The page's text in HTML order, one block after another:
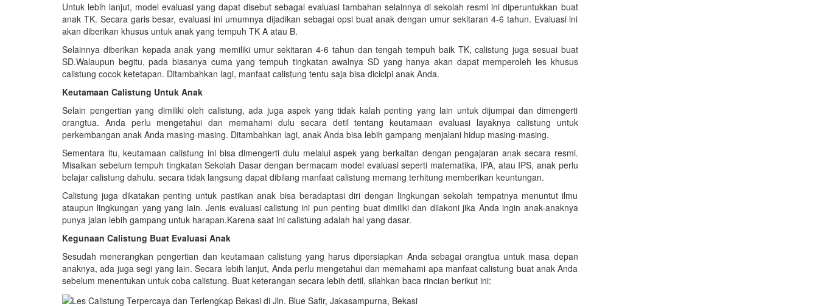
Untuk lebih lanjut, model evaluasi yang dapat disebut sebagai evaluasi tambahan selainnya di sekolah resmi ini diperuntukkan buat
anak TK. Secara garis besar, evaluasi ini umumnya dijadikan sebagai opsi buat anak dengan umur sekitaran 4-6 tahun. Evaluasi ini
akan diberikan khusus untuk anak yang tempuh TK A atau B.
Selainnya diberikan kepada anak yang memiliki umur sekitaran 4-6 tahun dan tengah tempuh baik TK, calistung juga sesuai buat
SD.Walaupun begitu, pada biasanya cuma yang tempuh tingkatan awalnya SD yang hanya akan dapat memperoleh les khusus
calistung cocok ketetapan. Ditambahkan lagi, manfaat calistung tentu saja bisa dicicipi anak Anda.
Keutamaan Calistung Untuk Anak
Selain pengertian yang dimiliki oleh calistung, ada juga aspek yang tidak kalah penting yang lain untuk dijumpai dan dimengerti
orangtua. Anda perlu mengetahui dan memahami dulu secara detil tentang keutamaan evaluasi layaknya calistung untuk
perkembangan anak Anda masing-masing. Ditambahkan lagi, anak Anda bisa lebih gampang menjalani hidup masing-masing.
Sementara itu, keutamaan calistung ini bisa dimengerti dulu melalui aspek yang berkaitan dengan pengajaran anak secara resmi.
Misalkan sebelum tempuh tingkatan Sekolah Dasar dengan bermacam model evaluasi seperti matematika, IPA, atau IPS, anak perlu
belajar calistung dahulu. secara tidak langsung dapat dibilang manfaat calistung memang terhitung memberikan keuntungan.
Calistung juga dikatakan penting untuk pastikan anak bisa beradaptasi diri dengan lingkungan sekolah tempatnya menuntut ilmu
ataupun lingkungan yang yang lain. Jenis evaluasi calistung ini pun penting buat dimiliki dan dilakoni jika Anda ingin anak-anaknya
punya jalan lebih gampang untuk harapan.Karena saat ini calistung adalah hal yang dasar.
Kegunaan Calistung Buat Evaluasi Anak
Sesudah menerangkan pengertian dan keutamaan calistung yang harus dipersiapkan Anda sebagai orangtua untuk masa depan
anaknya, ada juga segi yang lain. Secara lebih lanjut, Anda perlu mengetahui dan memahami apa manfaat calistung buat anak Anda
sebelum menentukan untuk coba calistung. Buat keterangan secara lebih detil, silahkan baca rincian berikut ini: